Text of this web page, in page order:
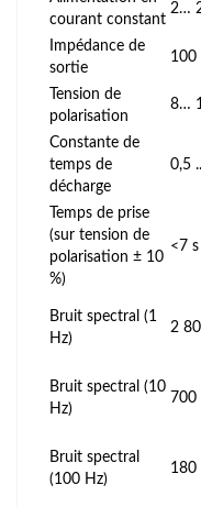
courant constant
2…
Impédance de
sortie
Tension de
polarisation
8…
Constante de
temps de
décharge
0,5
Temps de prise
(sur tension de
polarisation ± 10
%)
<7 s
Bruit spectral (1
Hz)
2
Bruit spectral (10
Hz)
Bruit spectral
(100 Hz)
180